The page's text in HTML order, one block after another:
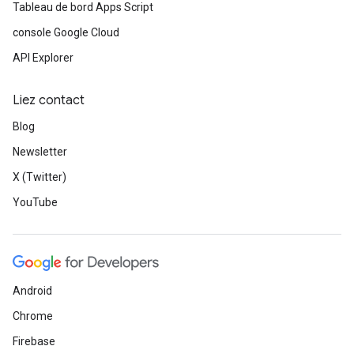
Tableau de bord Apps Script
console Google Cloud
API Explorer
Liez contact
Blog
Newsletter
X (Twitter)
YouTube
Android
Chrome
Firebase